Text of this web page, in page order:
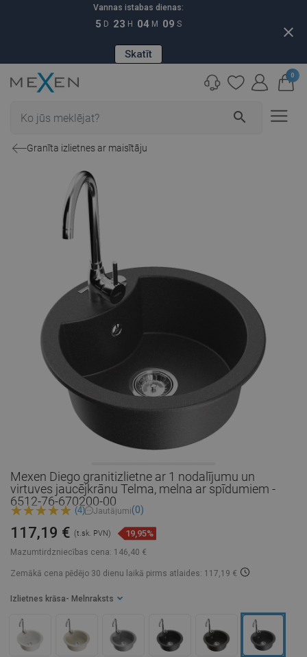
Vannas istabas dienas:
5 D 23 H 04 M 08 S
Skatīt
close
search
0
Granīta izlietnes ar maisītāju
Mexen Diego granitizlietne ar 1 nodalījumu un
virtuves jaucējkrānu Telma, melna ar spīdumiem -
6512-76-670200-00
(4) Jautājumi(0)
Mazumtirdzniecības cena: 146,40 €
117,19 € (t.sk. PVN) 19,95%
Zemākā cena pēdējo 30 dienu laikā pirms atlaides: 117,19 €
Izlietnes krāsa - Melnraksts